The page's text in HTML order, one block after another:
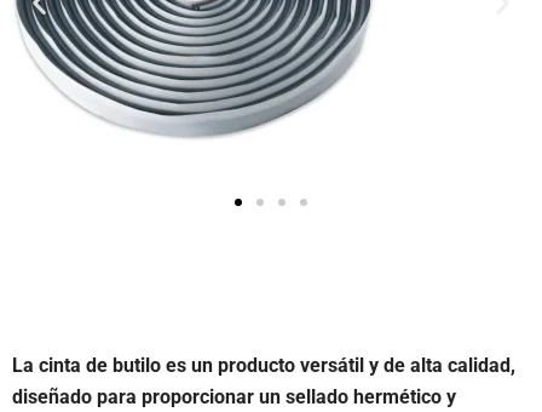
La cinta de butilo es un producto versátil y de alta calidad,
diseñado para proporcionar un sellado hermético y